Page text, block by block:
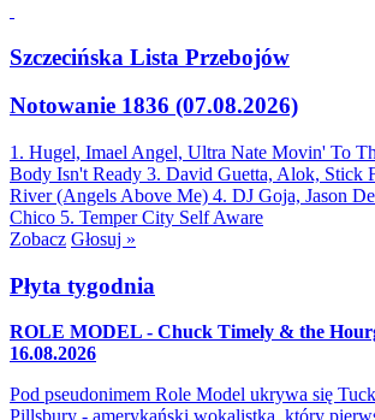
Szczecińska Lista Przebojów
Notowanie 1836 (07.08.2026)
1. Hugel, Imael Angel, Ultra Nate Movin' To
Body Isn't Ready 3. David Guetta, Alok, Stick
River (Angels Above Me) 4. DJ Goja, Jason
Chico 5. Temper City Self Aware
Zobacz Głosuj »
Płyta tygodnia
ROLE MODEL - Chuck Timely & the
16.08.2026
Pod pseudonimem Role Model ukrywa się